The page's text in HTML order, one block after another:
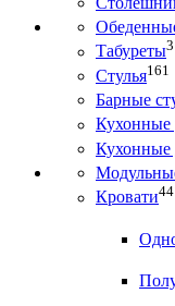
Табуреты3
Стулья161
Барные
Кухонные
Кухонные
Кровати